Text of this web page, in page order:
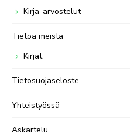
Kirja-arvostelut
Tietoa meistä
Kirjat
Tietosuojaseloste
Yhteistyössä
Askartelu